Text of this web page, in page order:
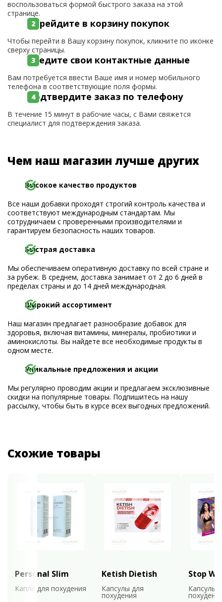
воспользоваться формой быстрого заказа на этой
странице.
Перейдите в корзину покупок
Чтобы перейти в Вашу корзину покупок, кликните по иконке
сверху страницы.
Введите свои контактные данные
Вам потребуется ввести Ваше имя и номер мобильного
телефона в соответствующие поля формы.
Подтвердите заказ по телефону
В течение 15 минут в рабочие часы, с Вами свяжется
специалист для подтверждения заказа.
Чем наш магазин лучше других
Высокое качество продуктов
Все наши добавки проходят строгий контроль качества и
соответствуют международным стандартам. Мы
сотрудничаем с проверенными производителями и
гарантируем безопасность наших товаров.
Быстрая доставка
Мы обеспечиваем оперативную доставку по всей стране и
за рубеж. В среднем, доставка занимает от 2 до 6 дней в
пределах страны и до 14 дней международная.
Широкий ассортимент
Наш магазин предлагает разнообразие добавок для
здоровья, включая витамины, минералы, пробиотики и
аминокислоты. Вы найдете все необходимые продукты в
одном месте.
Уникальные предложения и акции
Мы регулярно проводим акции и предлагаем эксклюзивные
скидки на популярные товары. Подпишитесь на нашу
рассылку, чтобы быть в курсе всех выгодных предложений.
Схожие товары
Personal Slim
Капли для похудения
Ketish Dietish
Капсулы для
похудения
Stop
Капсулы